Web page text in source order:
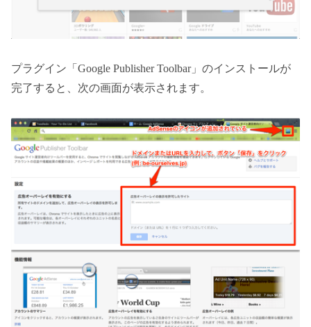
プラグイン「Google Publisher Toolbar」のインストールが
完了すると、次の画面が表示されます。